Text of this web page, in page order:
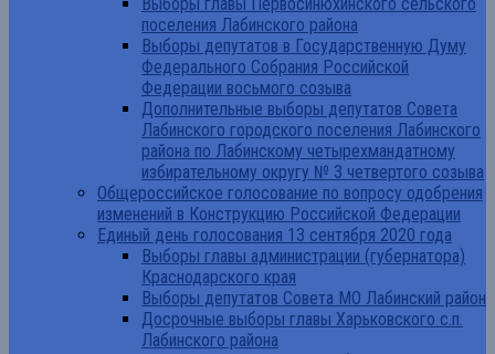
поселения Лабинского района
Выборы депутатов в Государственную Думу
Федерального Собрания Российской
Федерации восьмого созыва
Дополнительные выборы депутатов Совета
Лабинского городского поселения Лабинского
района по Лабинскому четырехмандатному
избирательному округу № 3 четвертого созыва
Общероссийское голосование по вопросу одобрения
изменений в Конструкцию Российской Федерации
Единый день голосования 13 сентября 2020 года
Выборы главы администрации (губернатора)
Краснодарского края
Выборы депутатов Совета МО Лабинский район
Досрочные выборы главы Харьковского с.п.
Лабинского района